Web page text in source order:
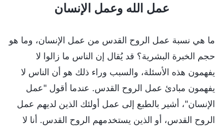
عمل الله وعمل الإنسان
ما هي نسبة عمل الروح القدس من عمل الإنسان، وما هو
حجم الخبرة البشرية؟ قد يُقال إن الناس ما زالوا لا
يفهمون هذه الأسئلة، والسبب وراء ذلك هو أن الناس لا
يفهمون مبادئ عمل الروح القدس. عندما أقول "عمل
الإنسان"، أشير بالطبع إلى عمل أولئك الذين لديهم عمل
الروح القدس، أو الذين يستخدمهم الروح القدس. أنا لا